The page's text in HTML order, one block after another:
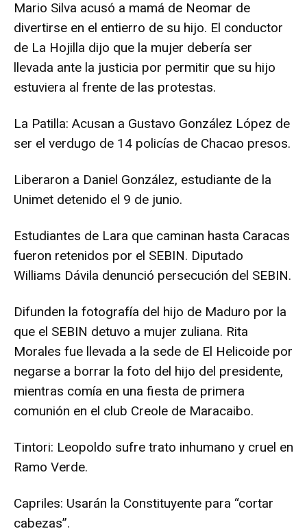
Mario Silva acusó a mamá de Neomar de
divertirse en el entierro de su hijo. El conductor
de La Hojilla dijo que la mujer debería ser
llevada ante la justicia por permitir que su hijo
estuviera al frente de las protestas.
La Patilla: Acusan a Gustavo González López de
ser el verdugo de 14 policías de Chacao presos.
Liberaron a Daniel González, estudiante de la
Unimet detenido el 9 de junio.
Estudiantes de Lara que caminan hasta Caracas
fueron retenidos por el SEBIN. Diputado
Williams Dávila denunció persecución del SEBIN.
Difunden la fotografía del hijo de Maduro por la
que el SEBIN detuvo a mujer zuliana. Rita
Morales fue llevada a la sede de El Helicoide por
negarse a borrar la foto del hijo del presidente,
mientras comía en una fiesta de primera
comunión en el club Creole de Maracaibo.
Tintori: Leopoldo sufre trato inhumano y cruel en
Ramo Verde.
Capriles: Usarán la Constituyente para “cortar
cabezas”.